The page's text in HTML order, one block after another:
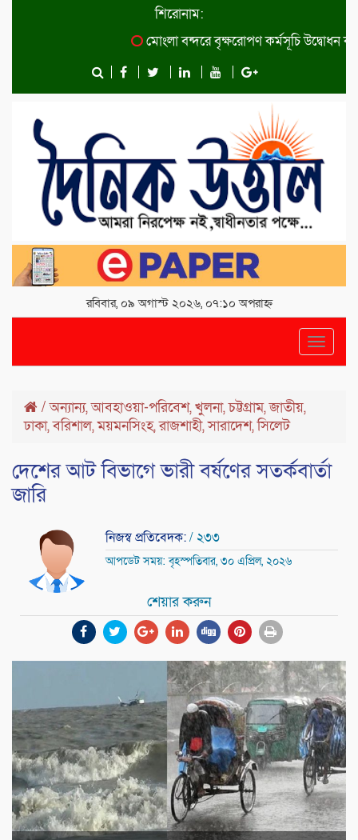
শিরোনাম:
মোংলা বন্দরে বৃক্ষরোপণ কর্মসূচি উদ্বোধন
রবিবার, ০৯ অগাস্ট ২০২৬, ০৭:১০ অপরাহ্ন
Toggle
/অন্যান্য,আবহাওয়া-পরিবেশ,খুলনা,চট্টগ্রাম,জাতীয়,
ঢাকা,বরিশাল,ময়মনসিংহ,রাজশাহী,সারাদেশ,সিলেট
দেশের আট বিভাগে ভারী বর্ষণের সতর্কবার্তা
জারি
নিজস্ব প্রতিবেদক:/ ২৩৩
আপডেট সময়: বৃহস্পতিবার, ৩০ এপ্রিল, ২০২৬
শেয়ার করুন